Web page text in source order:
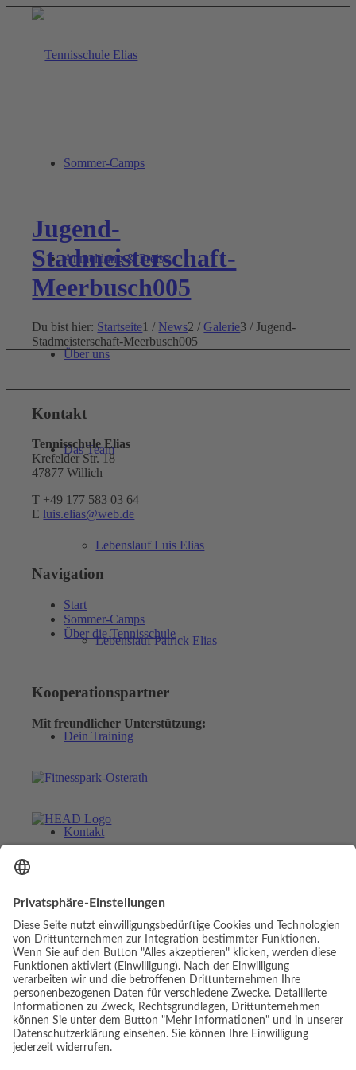
Sommer-Camps
Anmeldung & Preise
Über uns
Das Team
Lebenslauf Luis Elias
Lebenslauf Patrick Elias
Dein Training
Kontakt
Menü Menü
Link zu Facebook
Jugend-
Stadmeisterschaft-
Meerbusch005
Du bist hier: Startseite1 / News2 / Galerie3 / Jugend-
Stadmeisterschaft-Meerbusch005
Kontakt
Tennisschule Elias
Krefelder Str. 18
47877 Willich
T +49 177 583 03 64
E luis.elias@web.de
Navigation
Start
Sommer-Camps
Über die Tennisschule
Kooperationspartner
Mit freundlicher Unterstützung:
© Copyright - Luis Elias | Webdesign & Umsetzung:
cambium digital